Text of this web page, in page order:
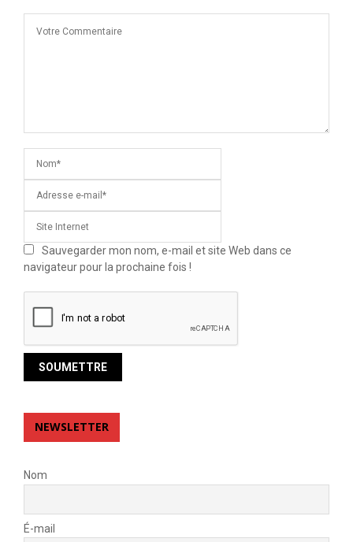
Sauvegarder mon nom, e-mail et site Web dans ce
navigateur pour la prochaine fois !
NEWSLETTER
Nom
É-mail